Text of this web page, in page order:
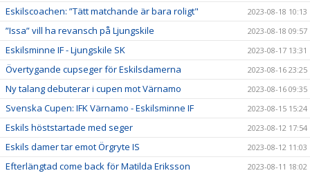
Eskilscoachen: ”Tätt matchande är bara roligt" 2023-08-18 10:13
”Issa” vill ha revansch på Ljungskile 2023-08-18 09:57
Eskilsminne IF - Ljungskile SK 2023-08-17 13:31
Övertygande cupseger för Eskilsdamerna 2023-08-16 23:25
Ny talang debuterar i cupen mot Värnamo 2023-08-16 09:35
Svenska Cupen: IFK Värnamo - Eskilsminne IF 2023-08-15 15:24
Eskils höststartade med seger 2023-08-12 17:54
Eskils damer tar emot Örgryte IS 2023-08-12 11:03
Efterlängtad come back för Matilda Eriksson 2023-08-11 18:02